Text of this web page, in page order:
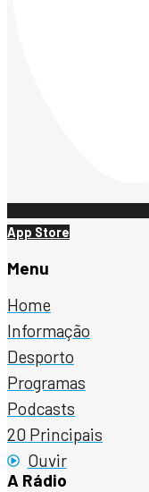
App Store
Menu
Home
Informação
Desporto
Programas
Podcasts
20 Principais
Ouvir
A Rádio